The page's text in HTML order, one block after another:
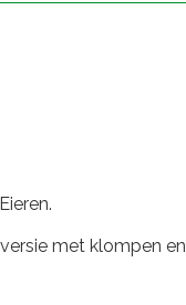
met klompen en